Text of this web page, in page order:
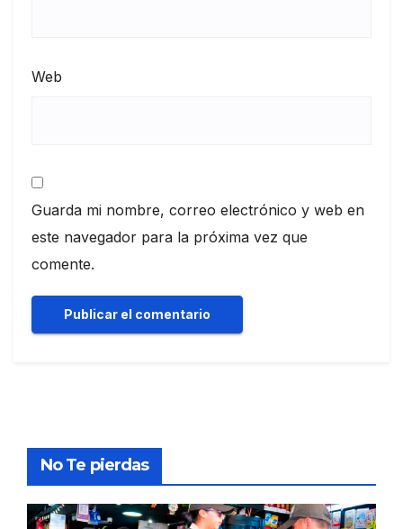
Web
Guarda mi nombre, correo electrónico y web en
este navegador para la próxima vez que
comente.
No Te pierdas